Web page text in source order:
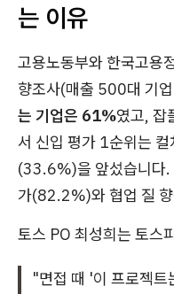
는 이유
고용노동부와 한국고용
향조사(매출 500대 기
는 기업은 61%였고,
서 신입 평가 1순위는
(33.6%)을 앞섰습니다.
가(82.2%)와 협업 질
토스 PO 최성희는 토스
"면접 때 '이 프로젝트